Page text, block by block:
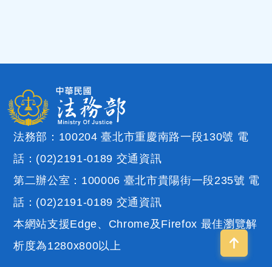
法務部：100204 臺北市重慶南路一段130號 電
話：(02)2191-0189 交通資訊
第二辦公室：100006 臺北市貴陽街一段235號 電
話：(02)2191-0189 交通資訊
本網站支援Edge、Chrome及Firefox 最佳瀏覽解
析度為1280x800以上
回到